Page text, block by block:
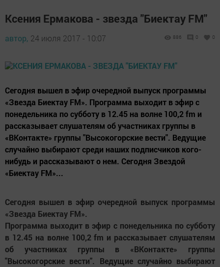
Ксения Ермакова - звезда "Биектау FM"
автор, 24 июля 2017 - 10:07 886 0 0
Сегодня вышел в эфир очередной выпуск программы
«Звезда Биектау FM». Программа выходит в эфир с
понедельника по субботу в 12.45 на волне 100,2 fm и
рассказывает слушателям об участниках группы в
«ВКонтакте» группы "Высокогорские вести". Ведущие
случайно выбирают среди наших подписчиков кого-
нибудь и рассказывают о нем. Сегодня Звездой
«Биектау FM»...
Сегодня вышел в эфир очередной выпуск программы
«Звезда Биектау FM».
Программа выходит в эфир с понедельника по субботу
в 12.45 на волне 100,2 fm и рассказывает слушателям
об участниках группы в «ВКонтакте» группы
"Высокогорские вести". Ведущие случайно выбирают